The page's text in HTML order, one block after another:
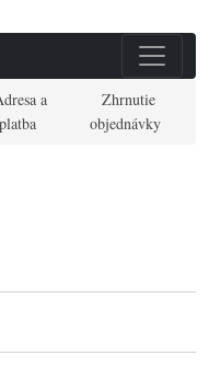
a
platba
Zhrnutie
objednávky